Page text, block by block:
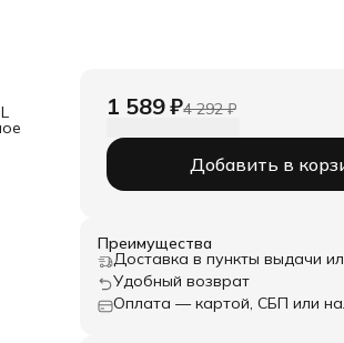
1 589 ₽4 292 ₽
Добавить в
Преимущества
Доставка в пункты выдачи
Удобный возврат
Оплата — картой, СБП или